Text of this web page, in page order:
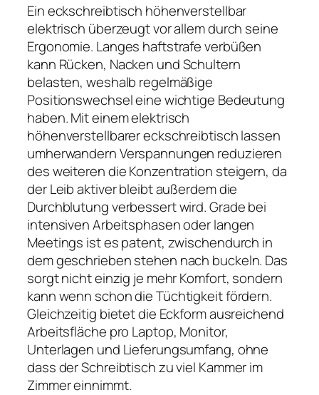
Ein eckschreibtisch höhenverstellbar
elektrisch überzeugt vor allem durch seine
Ergonomie. Langes haftstrafe verbüßen
kann Rücken, Nacken und Schultern
belasten, weshalb regelmäßige
Positionswechsel eine wichtige Bedeutung
haben. Mit einem elektrisch
höhenverstellbarer eckschreibtisch lassen
umherwandern Verspannungen reduzieren
des weiteren die Konzentration steigern, da
der Leib aktiver bleibt außerdem die
Durchblutung verbessert wird. Grade bei
intensiven Arbeitsphasen oder langen
Meetings ist es patent, zwischendurch in
dem geschrieben stehen nach buckeln. Das
sorgt nicht einzig je mehr Komfort, sondern
kann wenn schon die Tüchtigkeit fördern.
Gleichzeitig bietet die Eckform ausreichend
Arbeitsfläche pro Laptop, Monitor,
Unterlagen und Lieferungsumfang, ohne
dass der Schreibtisch zu viel Kammer im
Zimmer einnimmt.